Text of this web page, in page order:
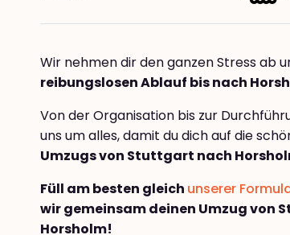
Wir nehmen dir den ganzen Stress ab
reibungslosen Ablauf bis nach
Von der Organisation bis zur
uns um alles, damit du dich auf die
Umzugs von Stuttgart nach
Füll am besten gleich unserer
wir gemeinsam deinen Umzug von
Horsholm!